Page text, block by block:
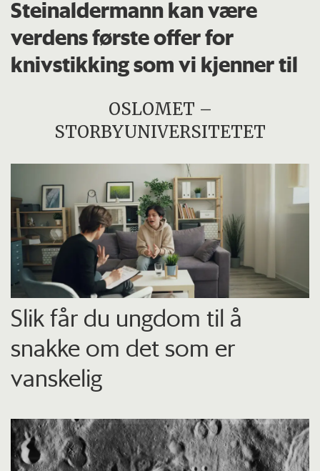
Steinaldermann kan være
verdens første offer for
knivstikking som vi kjenner til
OSLOMET –
STORBYUNIVERSITETET
Slik får du ungdom til å
snakke om det som er
vanskelig